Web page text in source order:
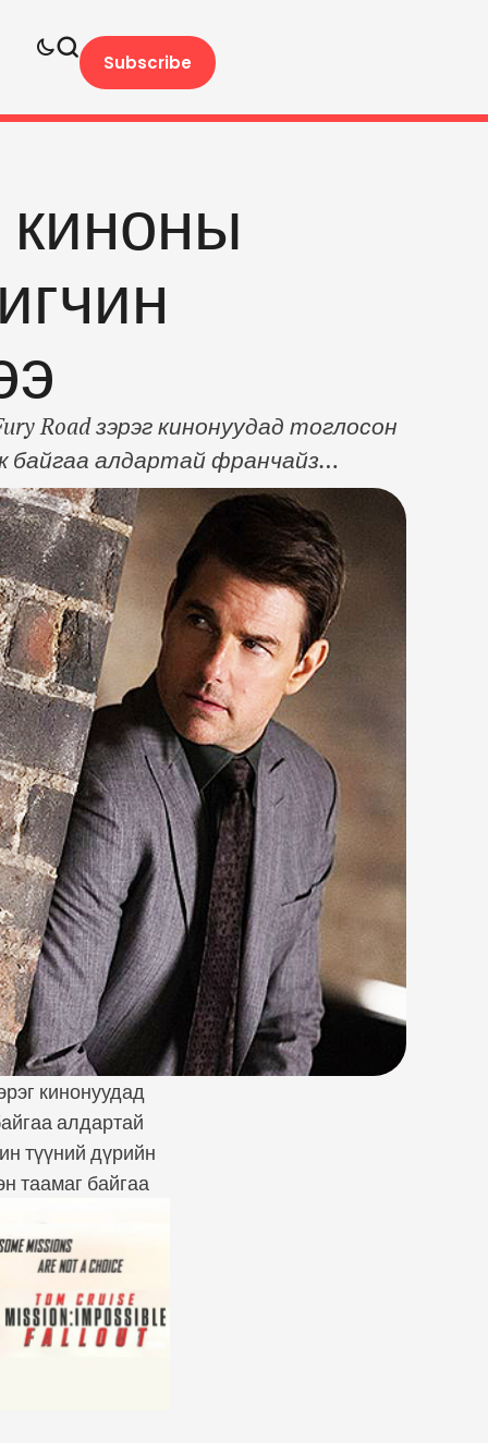
Subscribe
Road зэрэг кинонуудад тоглосон
байгаа алдартай франчайз
түүний дүрийн талаар
гэсэн таамаг байгаа аж.
кинонуудад
алдартай
түүний дүрийн
таамаг байгаа